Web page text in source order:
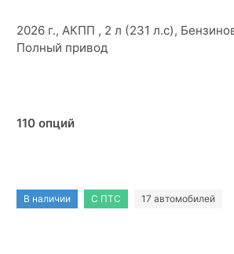
2026 г., АКПП , 2 л (231 л.с),
Полный привод
110 опций
В наличии С ПТС 17 автомобилей